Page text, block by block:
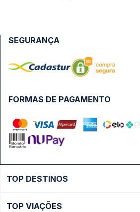
FORMAS DE PAGAMENTO
SEGURANÇA
TOP DESTINOS
TOP VIAÇÕES